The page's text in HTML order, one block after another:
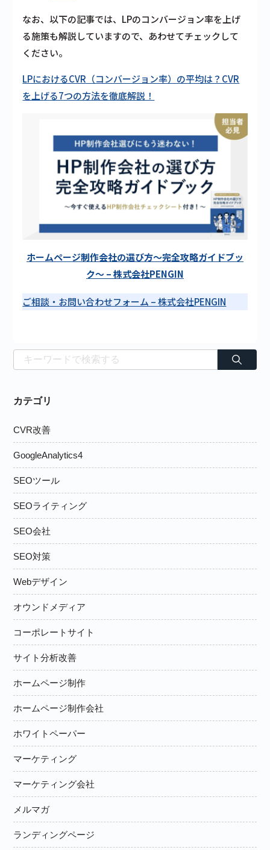
なお、以下の記事では、LPのコンバージョン率を上げ
る施策も解説していますので、あわせてチェックして
ください。
LPにおけるCVR（コンバージョン率）の平均は？CVR
を上げる7つの方法を徹底解説！
ホームページ制作会社の選び方〜完全攻略ガイドブッ
ク〜 – 株式会社PENGIN
ご相談・お問い合わせフォーム – 株式会社PENGIN
カテゴリ
CVR改善
GoogleAnalytics4
SEOツール
SEOライティング
SEO会社
SEO対策
Webデザイン
オウンドメディア
コーポレートサイト
サイト分析改善
ホームページ制作
ホームページ制作会社
ホワイトペーパー
マーケティング
マーケティング会社
メルマガ
ランディングページ